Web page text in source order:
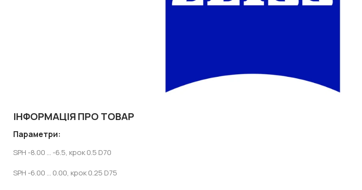
ІНФОРМАЦІЯ ПРО ТОВАР
Параметри:
SPH -8.00 ... -6.5, крок 0.5 D70
SPH -6.00 ... 0.00, крок 0.25 D75